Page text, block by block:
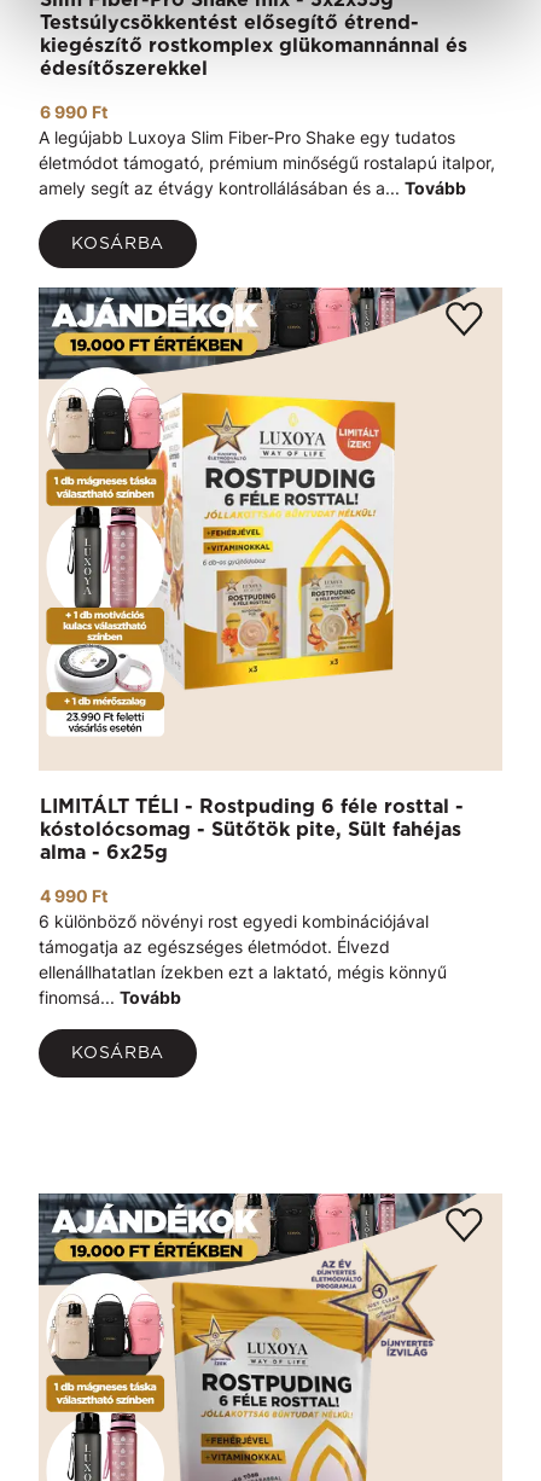
Testsúlycsökkentést elősegítő étrend-
kiegészítő rostkomplex glükomannánnal és
édesítőszerekkel
6 990 Ft
A legújabb Luxoya Slim Fiber-Pro Shake egy tudatos
életmódot támogató, prémium minőségű rostalapú italpor,
amely segít az étvágy kontrollálásában és a... Tovább
KOSÁRBA
LIMITÁLT TÉLI - Rostpuding 6 féle rosttal -
kóstolócsomag - Sütőtök pite, Sült fahéjas
alma - 6x25g
4 990 Ft
6 különböző növényi rost egyedi kombinációjával
támogatja az egészséges életmódot. Élvezd
ellenállhatatlan ízekben ezt a laktató, mégis könnyű
finomsá... Tovább
KOSÁRBA